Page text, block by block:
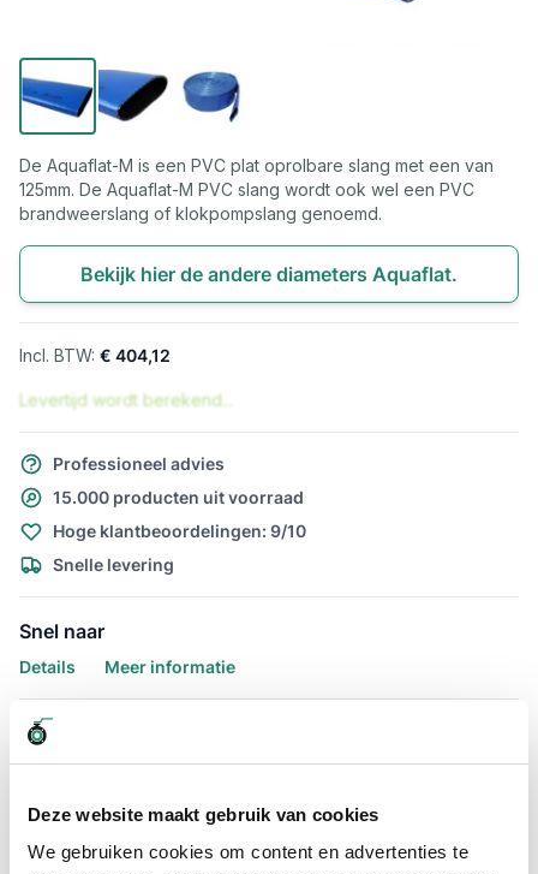
Deze website maakt gebruik van cookies
We gebruiken cookies om content en advertenties te
De Aquaflat-M is een PVC plat oprolbare slang met een van
125mm. De Aquaflat-M PVC slang wordt ook wel een PVC
brandweerslang of klokpompslang genoemd.
Bekijk hier de andere diameters Aquaflat.
€ 404,12
Levertijd wordt berekend...
Professioneel advies
15.000 producten uit voorraad
Hoge klantbeoordelingen: 9/10
Snelle levering
Snel naar
Details Meer informatie
Details
125mm
De Aquaflat-M is een PVC plat oprolbare slang met een van